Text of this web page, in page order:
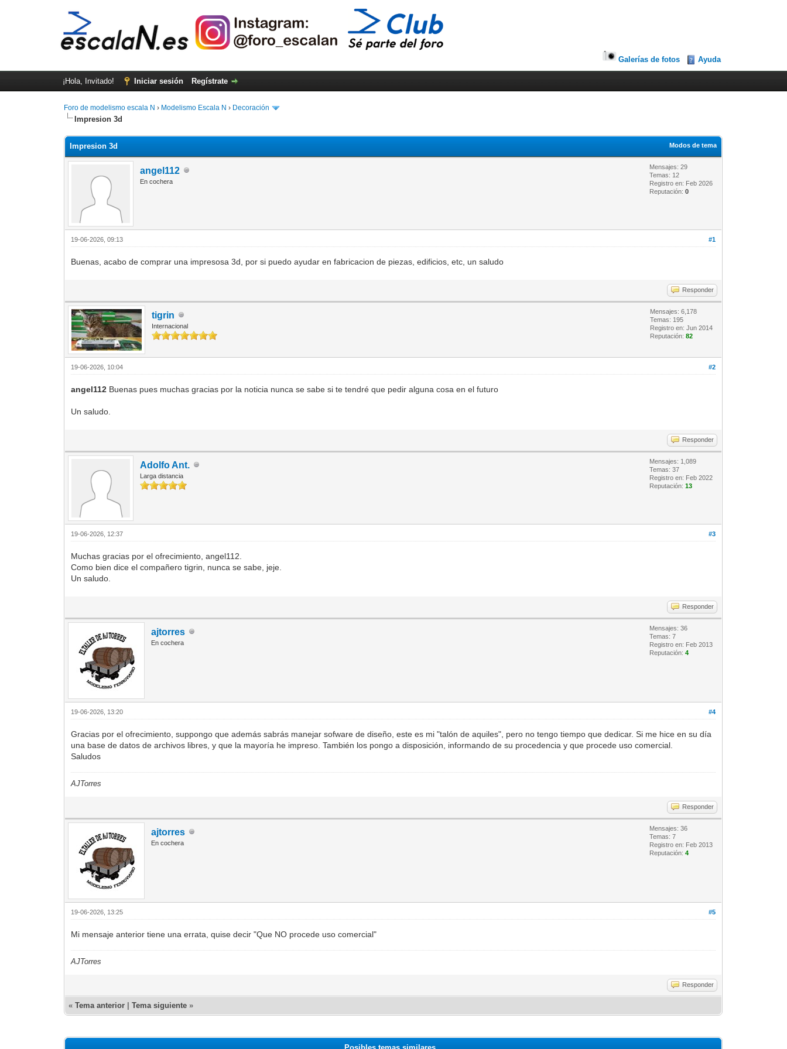
Galerías de fotos Ayuda
¡Hola, Invitado! Iniciar sesión Regístrate
Foro de modelismo escala N › Modelismo Escala N › Decoración
Impresion 3d
Modos de tema
Impresion 3d
angel112
En cochera
Mensajes: 29
Temas: 12
Registro en: Feb 2026
Reputación:0
#1
19-06-2026, 09:13
Buenas, acabo de comprar una impresosa 3d, por si puedo ayudar en fabricacion de piezas, edificios, etc, un saludo
Responder
tigrin
Internacional
Mensajes: 6,178
Temas: 195
Registro en: Jun 2014
Reputación:82
#2
19-06-2026, 10:04
angel112 Buenas pues muchas gracias por la noticia nunca se sabe si te tendré que pedir alguna cosa en el futuro
Un saludo.
Responder
Adolfo Ant.
Larga distancia
Mensajes: 1,089
Temas: 37
Registro en: Feb 2022
Reputación:13
#3
19-06-2026, 12:37
Muchas gracias por el ofrecimiento, angel112.
Como bien dice el compañero tigrin, nunca se sabe, jeje.
Un saludo.
Responder
ajtorres
En cochera
Mensajes: 36
Temas: 7
Registro en: Feb 2013
Reputación:4
#4
19-06-2026, 13:20
Gracias por el ofrecimiento, suppongo que además sabrás manejar sofware de diseño, este es mi "talón de aquiles", pero no tengo tiempo que dedicar. Si me hice en su día
una base de datos de archivos libres, y que la mayoría he impreso. También los pongo a disposición, informando de su procedencia y que procede uso comercial.
Saludos
AJTorres
Responder
ajtorres
En cochera
Mensajes: 36
Temas: 7
Registro en: Feb 2013
Reputación:4
#5
19-06-2026, 13:25
Mi mensaje anterior tiene una errata, quise decir "Que NO procede uso comercial"
AJTorres
Responder
«Tema anterior |Tema siguiente »